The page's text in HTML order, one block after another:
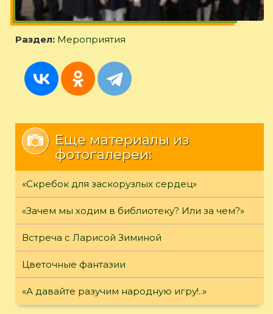
Раздел: Мероприятия
Еще материалы из
фотогалереи:
«Скребок для заскорузлых сердец»
«Зачем мы ходим в библиотеку? Или за чем?»
Встреча с Ларисой Зиминой
Цветочные фантазии
«А давайте разучим народную игру!..»